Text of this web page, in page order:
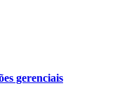
gerenciais